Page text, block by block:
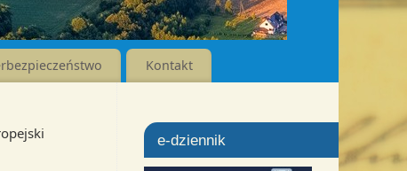
Kontakt
e-dziennik